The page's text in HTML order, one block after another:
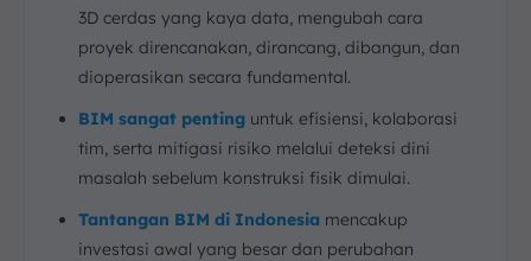
3D cerdas yang kaya data, mengubah cara
proyek direncanakan, dirancang, dibangun, dan
dioperasikan secara fundamental.
BIM sangat penting untuk efisiensi, kolaborasi
tim, serta mitigasi risiko melalui deteksi dini
masalah sebelum konstruksi fisik dimulai.
Tantangan BIM di Indonesia mencakup
investasi awal yang besar dan perubahan